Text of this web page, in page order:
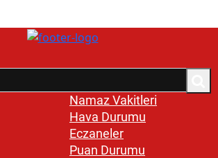
Namaz Vakitleri
Hava Durumu
Eczaneler
Puan Durumu